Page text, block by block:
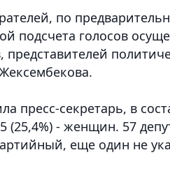
по
подсчета голосов
представителей
пресс-секретарь, в
(25,4%) - женщин. 57
еще один не